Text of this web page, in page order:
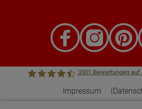
3501 Bewertungen auf
Impressum